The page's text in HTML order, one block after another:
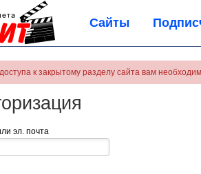
Сайты
к закрытому разделу сайта вам
эл. почта